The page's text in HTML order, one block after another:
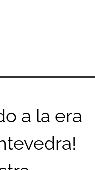
a la era